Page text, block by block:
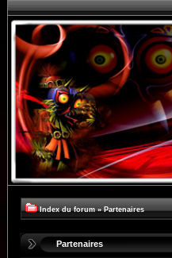
Index du forum » Partenaires
Partenaires